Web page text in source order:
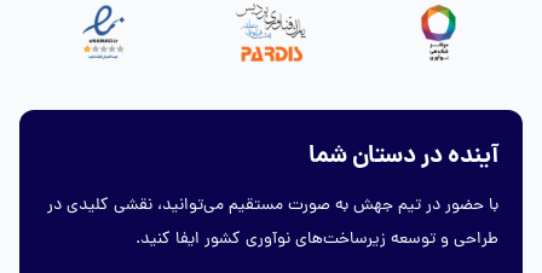
آینده در دستان شما
با حضور در تیم جهش به صورت مستقیم می‌توانید، نقشی کلیدی در
طراحی و توسعه زیرساخت‌های نوآوری کشور ایفا کنید.